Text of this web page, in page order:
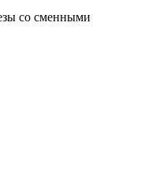
со сменными